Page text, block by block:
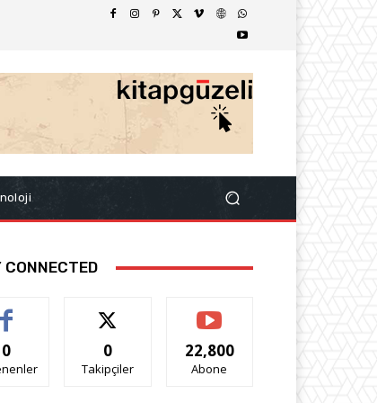
CONNECTED
0 0
Takipçiler
22,800
Abone